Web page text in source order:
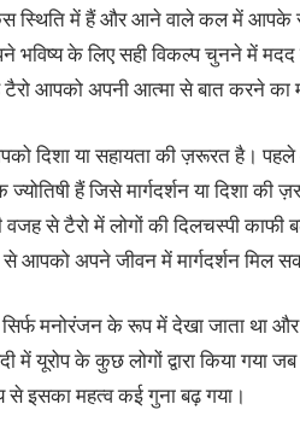
स्थिति में हैं और आने वाले कल में आपके
भविष्‍य के लिए सही विकल्प चुनने में
आपको अपनी आत्‍मा से बात करने का
दिशा या सहायता की ज़रूरत है।
हैं जिसे मार्गदर्शन या दिशा
से टैरो में लोगों की दिलचस्पी
आपको अपने जीवन में मार्गदर्शन मिल
मनोरंजन के रूप में देखा जाता था
में यूरोप के कुछ लोगों द्वारा किया गया
से इसका महत्व कई गुना बढ़ गया।